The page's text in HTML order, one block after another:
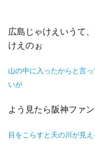
広島じゃけえいうて
けえのぉ
山の中に入ったからと言
いが
よう見たら阪神ファン
目をこらすと天の川が見え